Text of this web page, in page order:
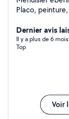
Placo,
Dernier avis
Il y a plus de 6 mois
Top
Voir